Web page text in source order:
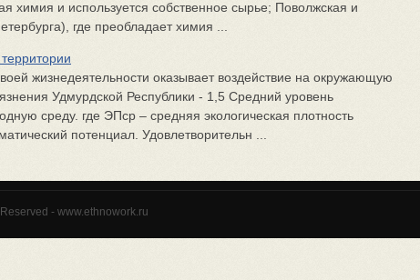
химия и используется собственное сырье; Поволжская и
где преобладает химия ...
жизнедеятельности оказывает воздействие на окружающую
Удмурдской Республики - 1,5 Средний уровень
среду. где ЭПср – средняя экологическая плотность
потенциал. Удовлетворительн ...
- www.ethnowork.ru